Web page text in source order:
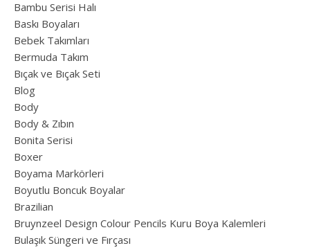
Bambu Serisi Halı
Baskı Boyaları
Bebek Takımları
Bermuda Takım
Bıçak ve Bıçak Seti
Blog
Body
Body & Zıbın
Bonita Serisi
Boxer
Boyama Markörleri
Boyutlu Boncuk Boyalar
Brazilian
Bruynzeel Design Colour Pencils Kuru Boya Kalemleri
Bulaşık Süngeri ve Fırçası